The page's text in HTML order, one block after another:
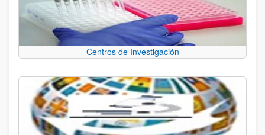
Centros de Investigación